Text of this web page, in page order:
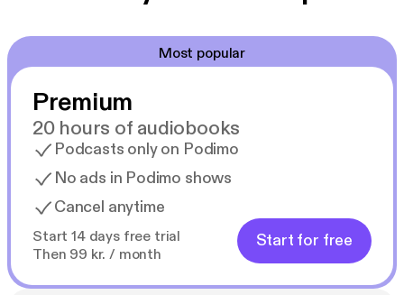
Most popular
Premium
20 hours of audiobooks
Podcasts only on Podimo
No ads in Podimo shows
Cancel anytime
Start 14 days free trial
Then 99 kr. / month
Start for free